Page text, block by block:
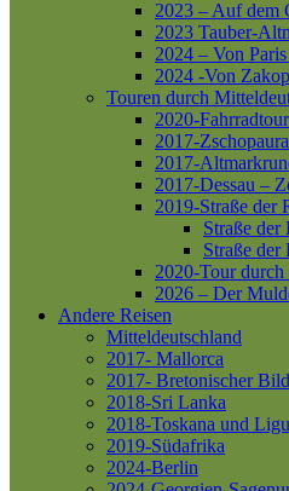
2023 – Auf dem
2023 Tauber-
2024 – Von
2024 -Von
Touren durch
2020-
2017-
2017-
2017-Dessau –
2019-Straße der
Straße
Straße der
2020-Tour durch
2026 – Der
Andere Reisen
Mitteldeutschland
2017- Mallorca
2017- Bretonischer
2018-Sri Lanka
2018-Toskana und
2019-Südafrika
2024-Berlin